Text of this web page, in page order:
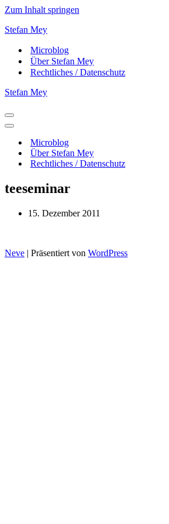
Zum Inhalt springen
Stefan Mey
Microblog
Über Stefan Mey
Rechtliches / Datenschutz
Stefan Mey
Navigationsmenü
Navigationsmenü
Microblog
Über Stefan Mey
Rechtliches / Datenschutz
teeseminar
15. Dezember 2011
Neve | Präsentiert von WordPress